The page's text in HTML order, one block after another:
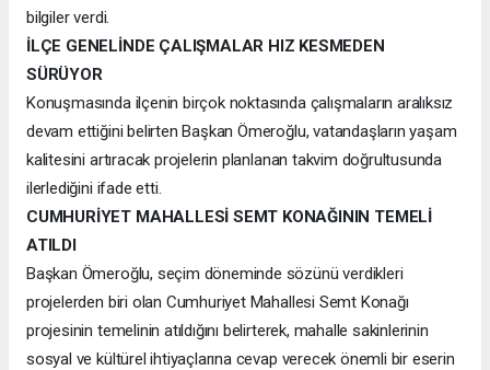
bilgiler verdi.
İLÇE GENELİNDE ÇALIŞMALAR HIZ KESMEDEN
SÜRÜYOR
Konuşmasında ilçenin birçok noktasında çalışmaların aralıksız
devam ettiğini belirten Başkan Ömeroğlu, vatandaşların yaşam
kalitesini artıracak projelerin planlanan takvim doğrultusunda
ilerlediğini ifade etti.
CUMHURİYET MAHALLESİ SEMT KONAĞININ TEMELİ
ATILDI
Başkan Ömeroğlu, seçim döneminde sözünü verdikleri
projelerden biri olan Cumhuriyet Mahallesi Semt Konağı
projesinin temelinin atıldığını belirterek, mahalle sakinlerinin
sosyal ve kültürel ihtiyaçlarına cevap verecek önemli bir eserin